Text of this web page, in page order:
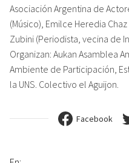
Asociación Argentina de
(Músico), Emilce Heredia
Zubini (Periodista, vecina de
Organizan: Aukan Asamblea
Ambiente de Participación,
la UNS. Colectivo el Aguijon.
Facebook